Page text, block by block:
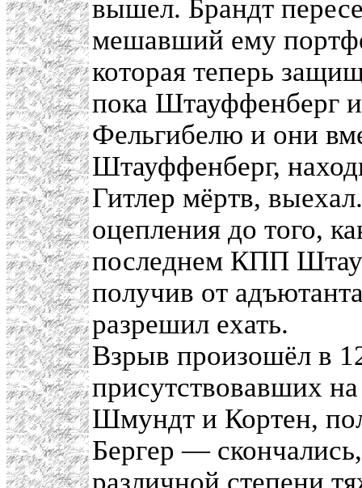
вышел. Брандт
мешавший ему
которая теперь
пока Штауффенберг
Фельгибелю и они
Штауффенберг,
Гитлер мёртв,
оцепления до того,
последнем КПП
получив от
разрешил ехать.
Взрыв произошёл в
присутствовавших
Шмундт и Кортен,
Бергер —